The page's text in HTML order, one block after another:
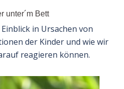
unter´m Bett
in Ursachen von
der Kinder und wie wir
reagieren können.